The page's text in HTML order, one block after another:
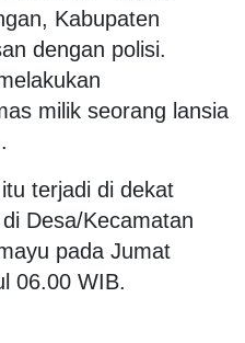
Kabupaten
dengan polisi.
milik seorang lansia
terjadi di dekat
Desa/Kecamatan
pada Jumat
06.00 WIB.